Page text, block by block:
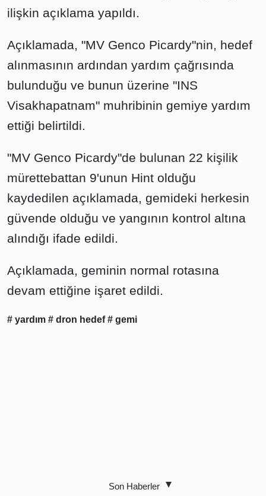
ilişkin açıklama yapıldı.
Açıklamada, "MV Genco Picardy"nin, hedef
alınmasının ardından yardım çağrısında
bulunduğu ve bunun üzerine "INS
Visakhapatnam" muhribinin gemiye yardım
ettiği belirtildi.
"MV Genco Picardy"de bulunan 22 kişilik
mürettebattan 9'unun Hint olduğu
kaydedilen açıklamada, gemideki herkesin
güvende olduğu ve yangının kontrol altına
alındığı ifade edildi.
Açıklamada, geminin normal rotasına
devam ettiğine işaret edildi.
# yardım # dron hedef# gemi
Son Haberler